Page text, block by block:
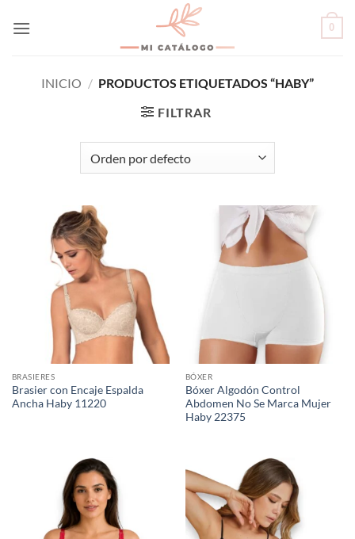
0
INICIO / PRODUCTOS ETIQUETADOS “HABY”
FILTRAR
BRASIERES
Brasier con Encaje Espalda
Ancha Haby 11220
BÓXER
Bóxer Algodón Control
Abdomen No Se Marca Mujer
Haby 22375